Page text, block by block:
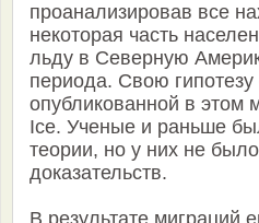
проанализировав все
некоторая часть
льду в Северную
периода. Свою
опубликованной в этом
Ice. Ученые и раньше
теории, но у них не
доказательств.